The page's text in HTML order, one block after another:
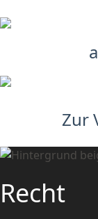
Zur
Recht